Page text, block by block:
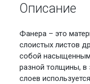
Описание
Фанера – это
слоистых листов
собой
разной толщины, в
слоев